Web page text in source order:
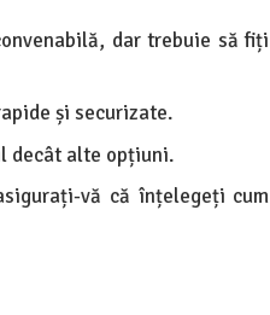
dar trebuie să fiți
și securizate.
decât alte opțiuni.
vă că înțelegeți cum